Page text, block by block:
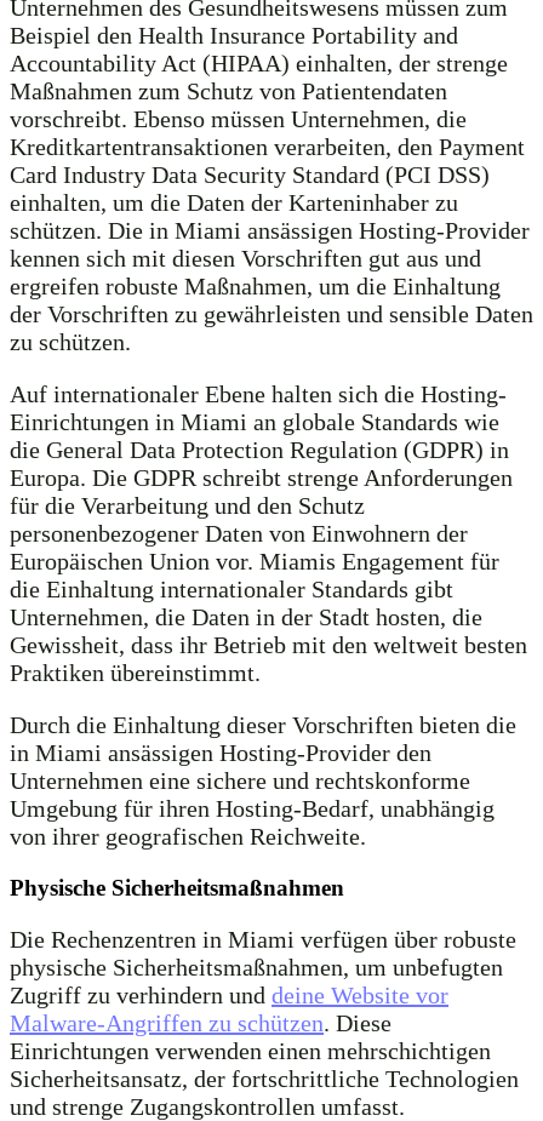
Unternehmen des Gesundheitswesens müssen zum
Beispiel den Health Insurance Portability and
Accountability Act (HIPAA) einhalten, der strenge
Maßnahmen zum Schutz von Patientendaten
vorschreibt. Ebenso müssen Unternehmen, die
Kreditkartentransaktionen verarbeiten, den Payment
Card Industry Data Security Standard (PCI DSS)
einhalten, um die Daten der Karteninhaber zu
schützen. Die in Miami ansässigen Hosting-Provider
kennen sich mit diesen Vorschriften gut aus und
ergreifen robuste Maßnahmen, um die Einhaltung
der Vorschriften zu gewährleisten und sensible Daten
zu schützen.
Auf internationaler Ebene halten sich die Hosting-
Einrichtungen in Miami an globale Standards wie
die General Data Protection Regulation (GDPR) in
Europa. Die GDPR schreibt strenge Anforderungen
für die Verarbeitung und den Schutz
personenbezogener Daten von Einwohnern der
Europäischen Union vor. Miamis Engagement für
die Einhaltung internationaler Standards gibt
Unternehmen, die Daten in der Stadt hosten, die
Gewissheit, dass ihr Betrieb mit den weltweit besten
Praktiken übereinstimmt.
Durch die Einhaltung dieser Vorschriften bieten die
in Miami ansässigen Hosting-Provider den
Unternehmen eine sichere und rechtskonforme
Umgebung für ihren Hosting-Bedarf, unabhängig
von ihrer geografischen Reichweite.
Physische Sicherheitsmaßnahmen
Die Rechenzentren in Miami verfügen über robuste
physische Sicherheitsmaßnahmen, um unbefugten
Zugriff zu verhindern und deine Website vor
Malware-Angriffen zu schützen. Diese
Einrichtungen verwenden einen mehrschichtigen
Sicherheitsansatz, der fortschrittliche Technologien
und strenge Zugangskontrollen umfasst.